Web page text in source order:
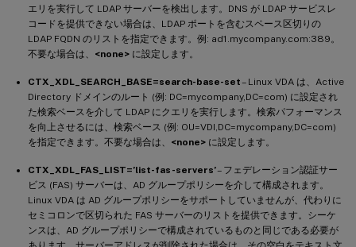
エリを実行して LDAP サーバーを検出します。DNS が LDAP サービスレ
コードを提供できない場合は、LDAP ポートを含むスペース区切りの
LDAP FQDN のリストを指定できます。例: ad1.mycompany.com:389。
不要な場合は、 <none> に設定します。
CTX_XDL_SEARCH_BASE=search-base-set– Linux VDA は、Active
Directory ドメインのルート (例: DC=mycompany,DC=com) に設定され
た検索ベースを介して LDAP にクエリを実行します。検索パフォーマンス
を向上させるには、検索ベース (例: OU=VDI,DC=mycompany,DC=com)
を指定できます。不要な場合は、 <none> に設定します。
CTX_XDL_FAS_LIST=’list-fas-servers’– フェデレーション認証サー
ビス (FAS) サーバーは、AD グループポリシーを介して構成されます。
Linux VDA は AD グループポリシーをサポートしていませんが、代わりに
セミコロンで区切られた FAS サーバーのリストを提供できます。シーケ
ンスは、AD グループポリシーで構成されているものと同じである必要が